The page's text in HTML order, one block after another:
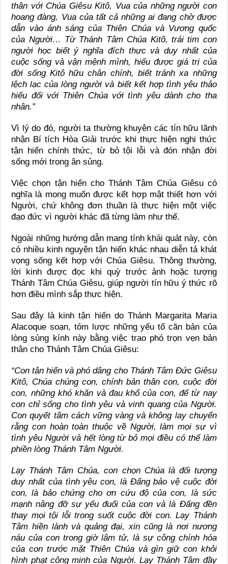
thân với Chúa Giêsu Kitô, Vua của những người con
hoang đàng, Vua của tất cả những ai đang chờ được
dẫn vào ánh sáng của Thiên Chúa và Vương quốc
của Người… Từ Thánh Tâm Chúa Kitô, trái tim con
người học biết ý nghĩa đích thực và duy nhất của
cuộc sống và vận mệnh mình, hiểu được giá trị của
đời sống Kitô hữu chân chính, biết tránh xa những
lệch lạc của lòng người và biết kết hợp tình yêu thảo
hiếu đối với Thiên Chúa với tình yêu dành cho tha
nhân.”
Vì lý do đó, người ta thường khuyên các tín hữu lãnh
nhận Bí tích Hòa Giải trước khi thực hiện nghi thức
tận hiến chính thức, từ bỏ tội lỗi và đón nhận đời
sống mới trong ân sủng.
Việc chọn tận hiến cho Thánh Tâm Chúa Giêsu có
nghĩa là mong muốn được kết hợp mật thiết hơn với
Người, chứ không đơn thuần là thực hiện một việc
đạo đức vì người khác đã từng làm như thế.
Ngoài những hướng dẫn mang tính khái quát này, còn
có nhiều kinh nguyện tận hiến khác nhau diễn tả khát
vọng sống kết hợp với Chúa Giêsu. Thông thường,
lời kinh được đọc khi quỳ trước ảnh hoặc tượng
Thánh Tâm Chúa Giêsu, giúp người tín hữu ý thức rõ
hơn điều mình sắp thực hiện.
Sau đây là kinh tận hiến do Thánh Margarita Maria
Alacoque soạn, tóm lược những yếu tố căn bản của
lòng sùng kính này bằng việc trao phó trọn vẹn bản
thân cho Thánh Tâm Chúa Giêsu:
“Con tận hiến và phó dâng cho Thánh Tâm Đức Giêsu
Kitô, Chúa chúng con, chính bản thân con, cuộc đời
con, những khó khăn và đau khổ của con, để từ nay
con chỉ sống cho tình yêu và vinh quang của Người.
Con quyết tâm cách vững vàng và không lay chuyển
rằng con hoàn toàn thuộc về Người, làm mọi sự vì
tình yêu Người và hết lòng từ bỏ mọi điều có thể làm
phiền lòng Thánh Tâm Người.
Lạy Thánh Tâm Chúa, con chọn Chúa là đối tượng
duy nhất của tình yêu con, là Đấng bảo vệ cuộc đời
con, là bảo chứng cho ơn cứu độ của con, là sức
mạnh nâng đỡ sự yếu đuối của con và là Đấng đền
thay mọi tội lỗi trong suốt cuộc đời con. Lạy Thánh
Tâm hiền lành và quảng đại, xin cũng là nơi nương
náu của con trong giờ lâm tử, là sự công chính hóa
của con trước mặt Thiên Chúa và gìn giữ con khỏi
hình phạt công minh của Người. Lạy Thánh Tâm đầy